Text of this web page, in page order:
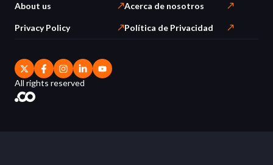
About us
Privacy Policy
Acerca de nosotros
Política de Privacidad
All rights reserved